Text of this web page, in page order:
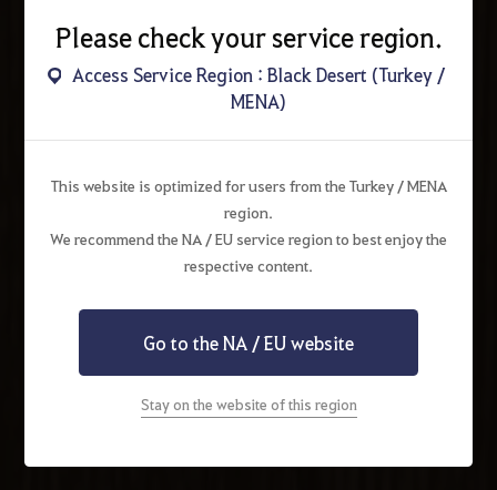
Please check your service region.
Access Service Region : Black Desert (Turkey /
MENA)
This website is optimized for users from the Turkey / MENA
region.
We recommend the NA / EU service region to best enjoy the
respective content.
Go to the NA / EU website
Stay on the website of this region